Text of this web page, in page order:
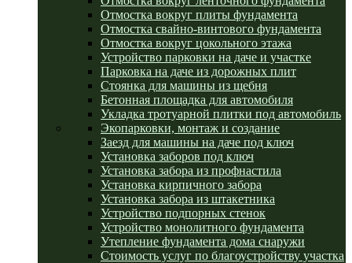
Отмостка вокруг плиты фундамента
Отмостка свайно-винтового фундамента
Отмостка вокруг цокольного этажа
Устройство парковки на даче и участке
Парковка на даче из дорожных плит
Стоянка для машины из щебня
Бетонная площадка для автомобиля
Укладка тротуарной плитки под автомобиль
Экопарковки, монтаж и создание
Заезд для машины на даче под ключ
Установка заборов под ключ
Установка забора из профнастила
Установка кирпичного забора
Установка забора из штакетника
Устройство подпорных стенок
Устройство монолитного фундамента
Утепление фундамента дома снаружи
Стоимость услуг по благоустройству участка